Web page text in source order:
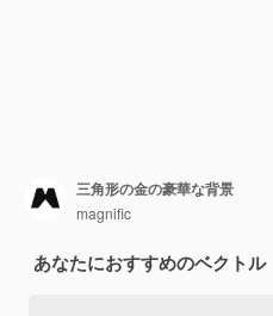
三角形の金の豪華な背景
magnific
あなたにおすすめのベクトル